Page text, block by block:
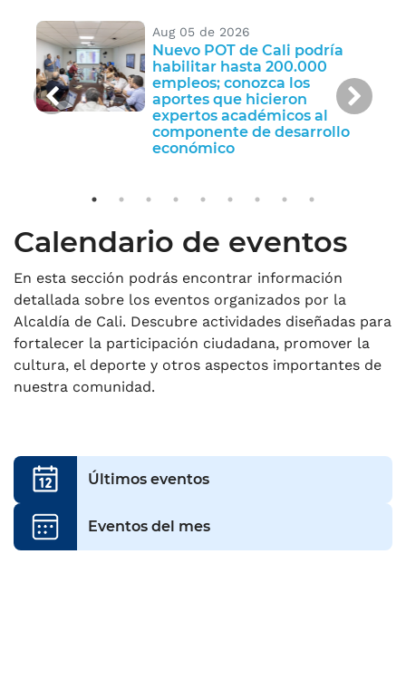
Anterior
Aug 05 de 2026
Nuevo POT de Cali podría
habilitar hasta 200.000
empleos; conozca los
aportes que hicieron
expertos académicos al
componente de desarrollo
económico
Calendario de eventos
En esta sección podrás encontrar información
detallada sobre los eventos organizados por la
Alcaldía de Cali. Descubre actividades diseñadas para
fortalecer la participación ciudadana, promover la
cultura, el deporte y otros aspectos importantes de
nuestra comunidad.
Últimos eventos
Eventos del mes